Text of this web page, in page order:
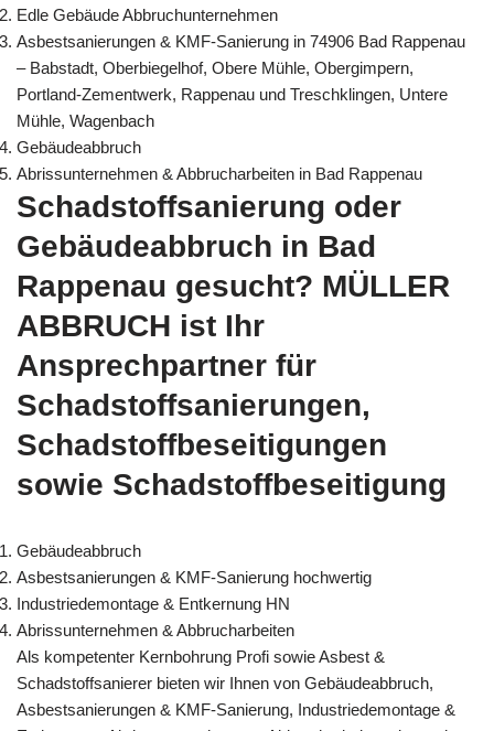
Edle Gebäude Abbruchunternehmen
Asbestsanierungen & KMF-Sanierung in 74906 Bad Rappenau
– Babstadt, Oberbiegelhof, Obere Mühle, Obergimpern,
Portland-Zementwerk, Rappenau und Treschklingen, Untere
Mühle, Wagenbach
Gebäudeabbruch
Abrissunternehmen & Abbrucharbeiten in Bad Rappenau
Schadstoffsanierung oder
Gebäudeabbruch in Bad
Rappenau gesucht? MÜLLER
ABBRUCH ist Ihr
Ansprechpartner für
Schadstoffsanierungen,
Schadstoffbeseitigungen
sowie Schadstoffbeseitigung
Gebäudeabbruch
Asbestsanierungen & KMF-Sanierung hochwertig
Industriedemontage & Entkernung HN
Abrissunternehmen & Abbrucharbeiten
Als kompetenter Kernbohrung Profi sowie Asbest &
Schadstoffsanierer bieten wir Ihnen von Gebäudeabbruch,
Asbestsanierungen & KMF-Sanierung, Industriedemontage &